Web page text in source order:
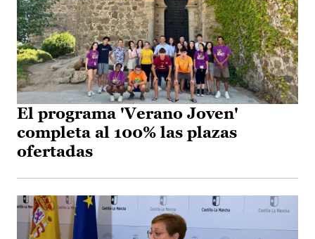
El programa 'Verano Joven'
completa al 100% las plazas
ofertadas